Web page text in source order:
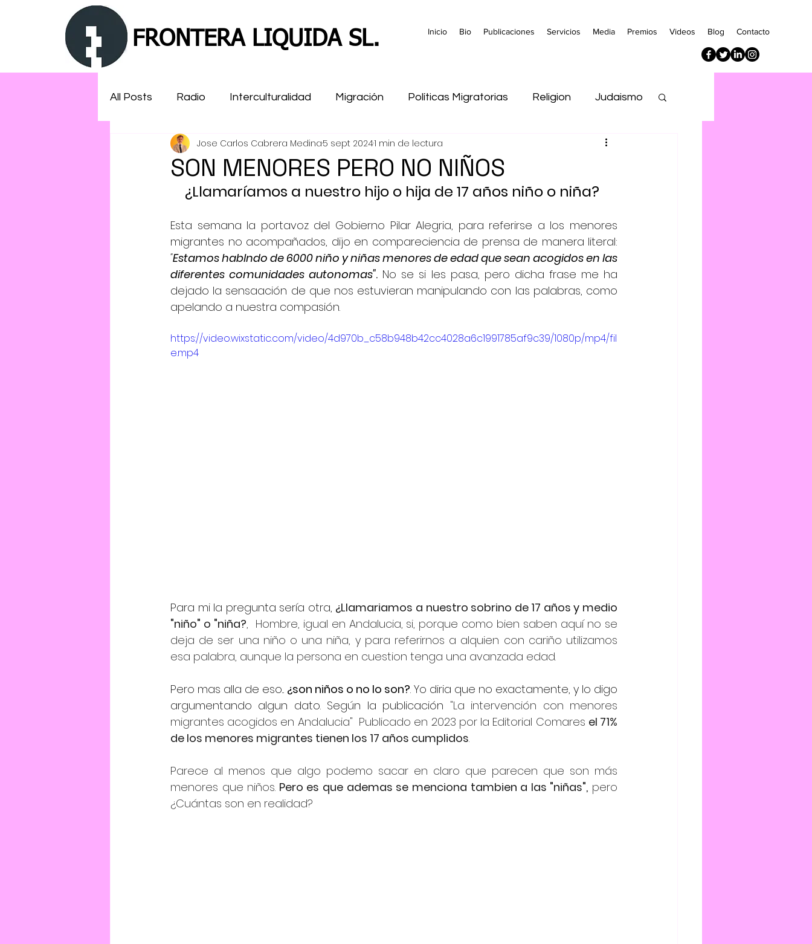
FRONTERA LIQUIDA SL. Inicio Bio Publicaciones Servicios Media Premios Videos Blog Contacto
All Posts Radio Interculturalidad Migración Políticas Migratorias Religion Judaismo
MENA asesoramiento formacion Historia
SON MENORES PERO NO NIÑOS
Jose Carlos Cabrera Medina5 sept 20241 min de lectura
¿Llamaríamos a nuestro hijo o hija de 17 años niño o niña?
Esta semana la portavoz del Gobierno Pilar Alegria, para referirse a los menores
"Estamos hablndo de 6000 niño y niñas menores de edad que sean acogidos en las
diferentes comunidades autonomas". No se si les pasa, pero dicha frase me ha
dejado la sensaación de que nos estuvieran manipulando con las palabras, como
apelando a nuestra compasión.
https://video.wixstatic.com/video/4d970b_c58b948b42cc4028a6c1991785af9c39/1080p/mp4/fil
e.mp4
Para mi la pregunta sería otra, ¿Llamariamos a nuestro sobrino de 17 años y medio
"niño" o "niña?,  Hombre, igual en Andalucia, si, porque como bien saben aquí no se
deja de ser una niño o una niña, y para referirnos a alquien con cariño utilizamos
esa palabra, aunque la persona en cuestion tenga una avanzada edad.
Pero mas alla de eso... ¿son niños o no lo son?. Yo diria que no exactamente, y lo digo
argumentando algun dato. Según la publicación "La intervención con menores
migrantes acogidos en Andalucia"  Publicado en 2023 por la Editorial Comares el 71%
de los menores migrantes tienen los 17 años cumplidos.
Parece al menos que algo podemo sacar en claro que parecen que son más
menores que niños. Pero es que ademas se menciona tambien a las "niñas", pero
¿Cuántas son en realidad?